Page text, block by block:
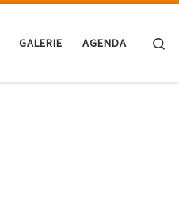
GALERIE AGENDA